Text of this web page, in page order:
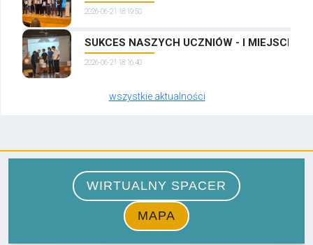
2026-06-21 18:19:50
SUKCES NASZYCH UCZNIÓW - I MIEJSCE W
2026-06-21 18:16:40
wszystkie aktualności